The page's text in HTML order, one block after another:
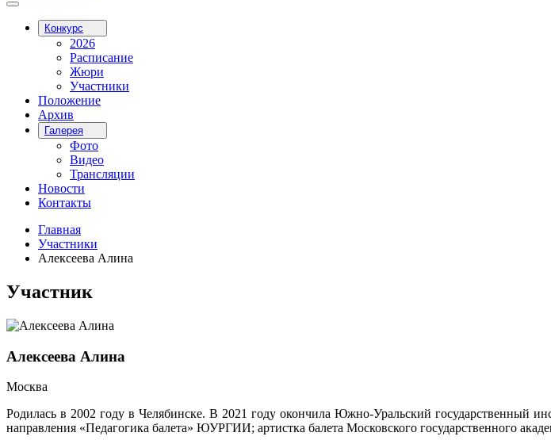
Конкурс
2026
Расписание
Жюри
Участники
Положение
Архив
Галерея
Фото
Видео
Трансляции
Новости
Контакты
Главная
Участники
Алексеева Алина
Участник
Алексеева Алина
Москва
Родилась в 2002 году в Челябинске. В 2021 году окончила Южно-Уральский государственный
направления «Педагогика балета» ЮУРГИИ; артистка балета Московского государственного